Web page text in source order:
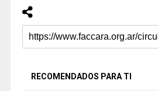
RECOMENDADOS PARA TI